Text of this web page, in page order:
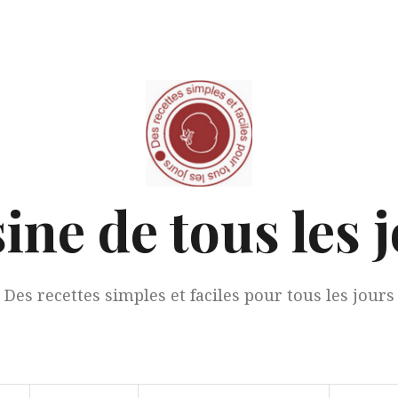
de tous les
Des recettes simples et faciles pour tous les jours